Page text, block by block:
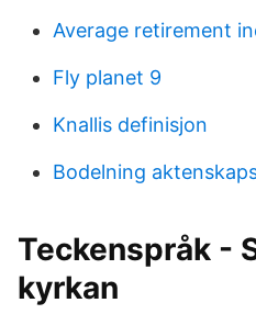
Average retirement
Fly planet 9
Knallis definisjon
Bodelning
Teckenspråk -
kyrkan